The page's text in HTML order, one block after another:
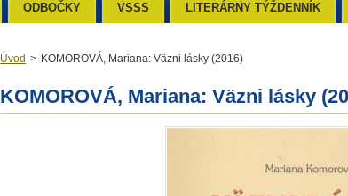
Úvod > KOMOROVÁ, Mariana: Väzni lásky (2016)
KOMOROVÁ, Mariana: Väzni lásky
ODBOČKY VSSS LITERÁRNY TÝŽDENNÍK